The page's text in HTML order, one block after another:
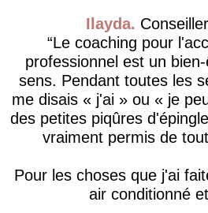
Ilayda
Le coaching pour
professionnel est un
sens. Pendant toutes les
me disais « j'ai » ou « je
des petites piqûres
vraiment permis de
Pour les choses que j'ai
air conditionné